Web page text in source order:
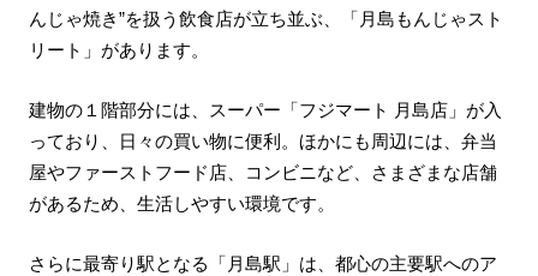
んじゃ焼き”を扱う飲食店が立ち並ぶ、「月島もんじゃスト
リート」があります。
建物の１階部分には、スーパー「フジマート 月島店」が入
っており、日々の買い物に便利。ほかにも周辺には、弁当
屋やファーストフード店、コンビニなど、さまざまな店舗
があるため、生活しやすい環境です。
さらに最寄り駅となる「月島駅」は、都心の主要駅へのア